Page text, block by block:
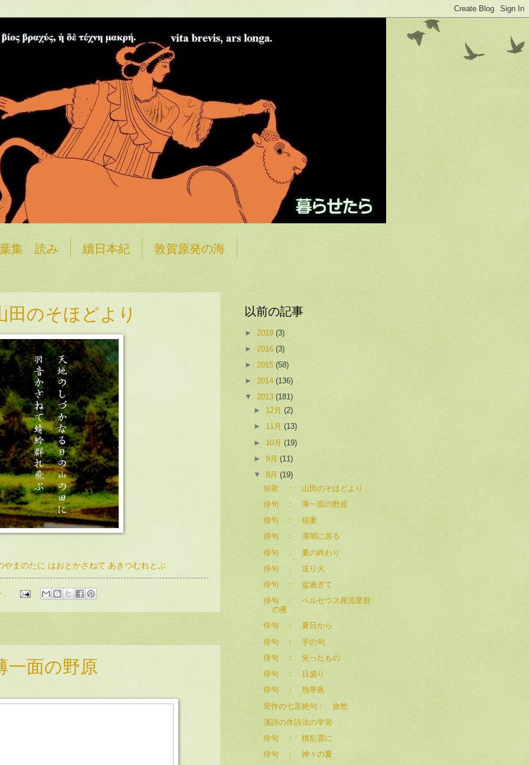
集 読み 續日本紀 敦賀原発の海
のそほどより
やまのたに はおとかさねて あきつむれとぶ
:
面の野原
以前の記事
► 2019 (3)
► 2016 (3)
► 2015 (58)
► 2014 (136)
▼ 2013 (181)
► 12月(2)
► 11月(13)
► 10月(19)
►9月(11)
▼8月(19)
短歌 ： 山田のそほどより
俳句 ： 薄一面の野原
俳句 ： 稲妻
俳句 ： 薄闇に居る
俳句 ： 夏の終わり
俳句 ： 送り火
俳句 ： 盆過ぎて
俳句 ： ペルセウス座流星群
の夜
俳句 ： 夏日から
俳句 ： 芋の句
俳句 ： 失ったもの
俳句 ： 日盛り
俳句 ： 熱帯夜
習作の七言絶句： 旅愁
漢詩の作詩法の学習
俳句 ： 積乱雲に
俳句 ： 神々の夏